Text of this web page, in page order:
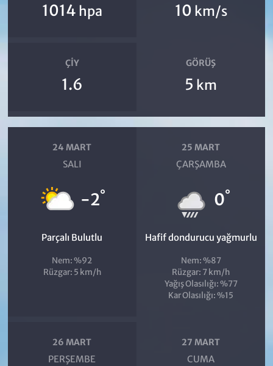
1014 hpa 10 km/s
ÇIY
1.6
GÖRÜŞ
5 km
24 MART
SALI
-2°
Parçalı Bulutlu
Nem: %92
Rüzgar: 5 km/h
25 MART
ÇARŞAMBA
0°
Hafif dondurucu yağmurlu
Nem: %87
Rüzgar: 7 km/h
Yağış Olasılığı: %77
Kar Olasılığı: %15
26 MART
PERŞEMBE
27 MART
CUMA